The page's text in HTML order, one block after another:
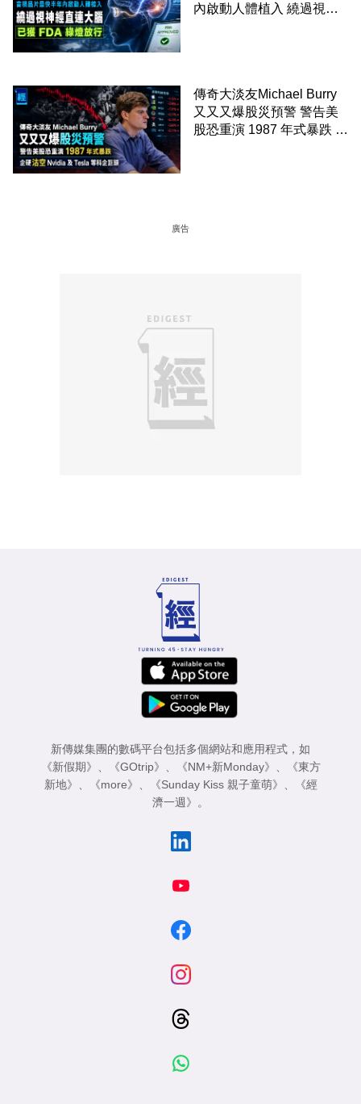
內啟動人體植入 繞過視神
傳奇大淡友Michael Burry
又又又爆股災預警 警告美
股恐重演 1987 年式暴跌 企
廣告
新傳媒集團的數碼平台包括多個網站和應用程式，如
《新假期》
《GOtrip》 《NM+新Monday》
《東方
新地》
《more》 《Sunday Kiss 親子童萌》
《經
濟一週》
。